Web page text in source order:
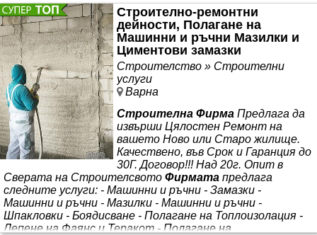
Строително-ремонтни
дейности, Полагане на
Машинни и ръчни Мазилки и
Циментови замазки
Строителство » Строителни
услуги
Варна
Строителна Фирма Предлага да
извърши Цялостен Ремонт на
вашето Ново или Старо жилище.
Качествено, във Срок и Гаранция до
30Г. Договор!!! Над 20г. Опит в
Сверата на Строителсвото Фирмата предлага
следните услуги: - Машинни и ръчни - Замазки -
Машинни и ръчни - Мазилки - Машинни и ръчни -
Шпакловки - Боядисване - Полагане на Топлоизолация -
Лепене на Фаянс и Теракот - Полагане на